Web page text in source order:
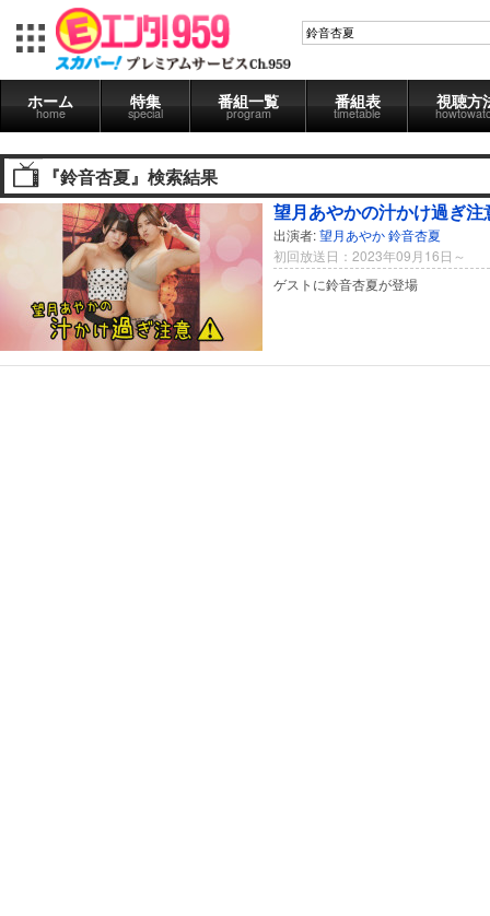
ホーム
home
特集
special
番組一覧
program
番組表
timetable
視聴方
『鈴音杏夏』検索結果
望月あやかの汁かけ過ぎ注
出演者:望月あやか鈴音杏夏
初回放送日：2023年09月16日～
ゲストに鈴音杏夏が登場